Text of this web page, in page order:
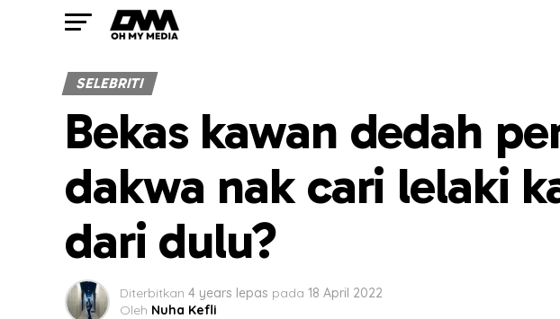
SELEBRITI
Bekas kawan dedah
dakwa nak cari lelaki
dari dulu?
Diterbitkan 4 years lepas pada 18 April 2022
Oleh Nuha Kefli